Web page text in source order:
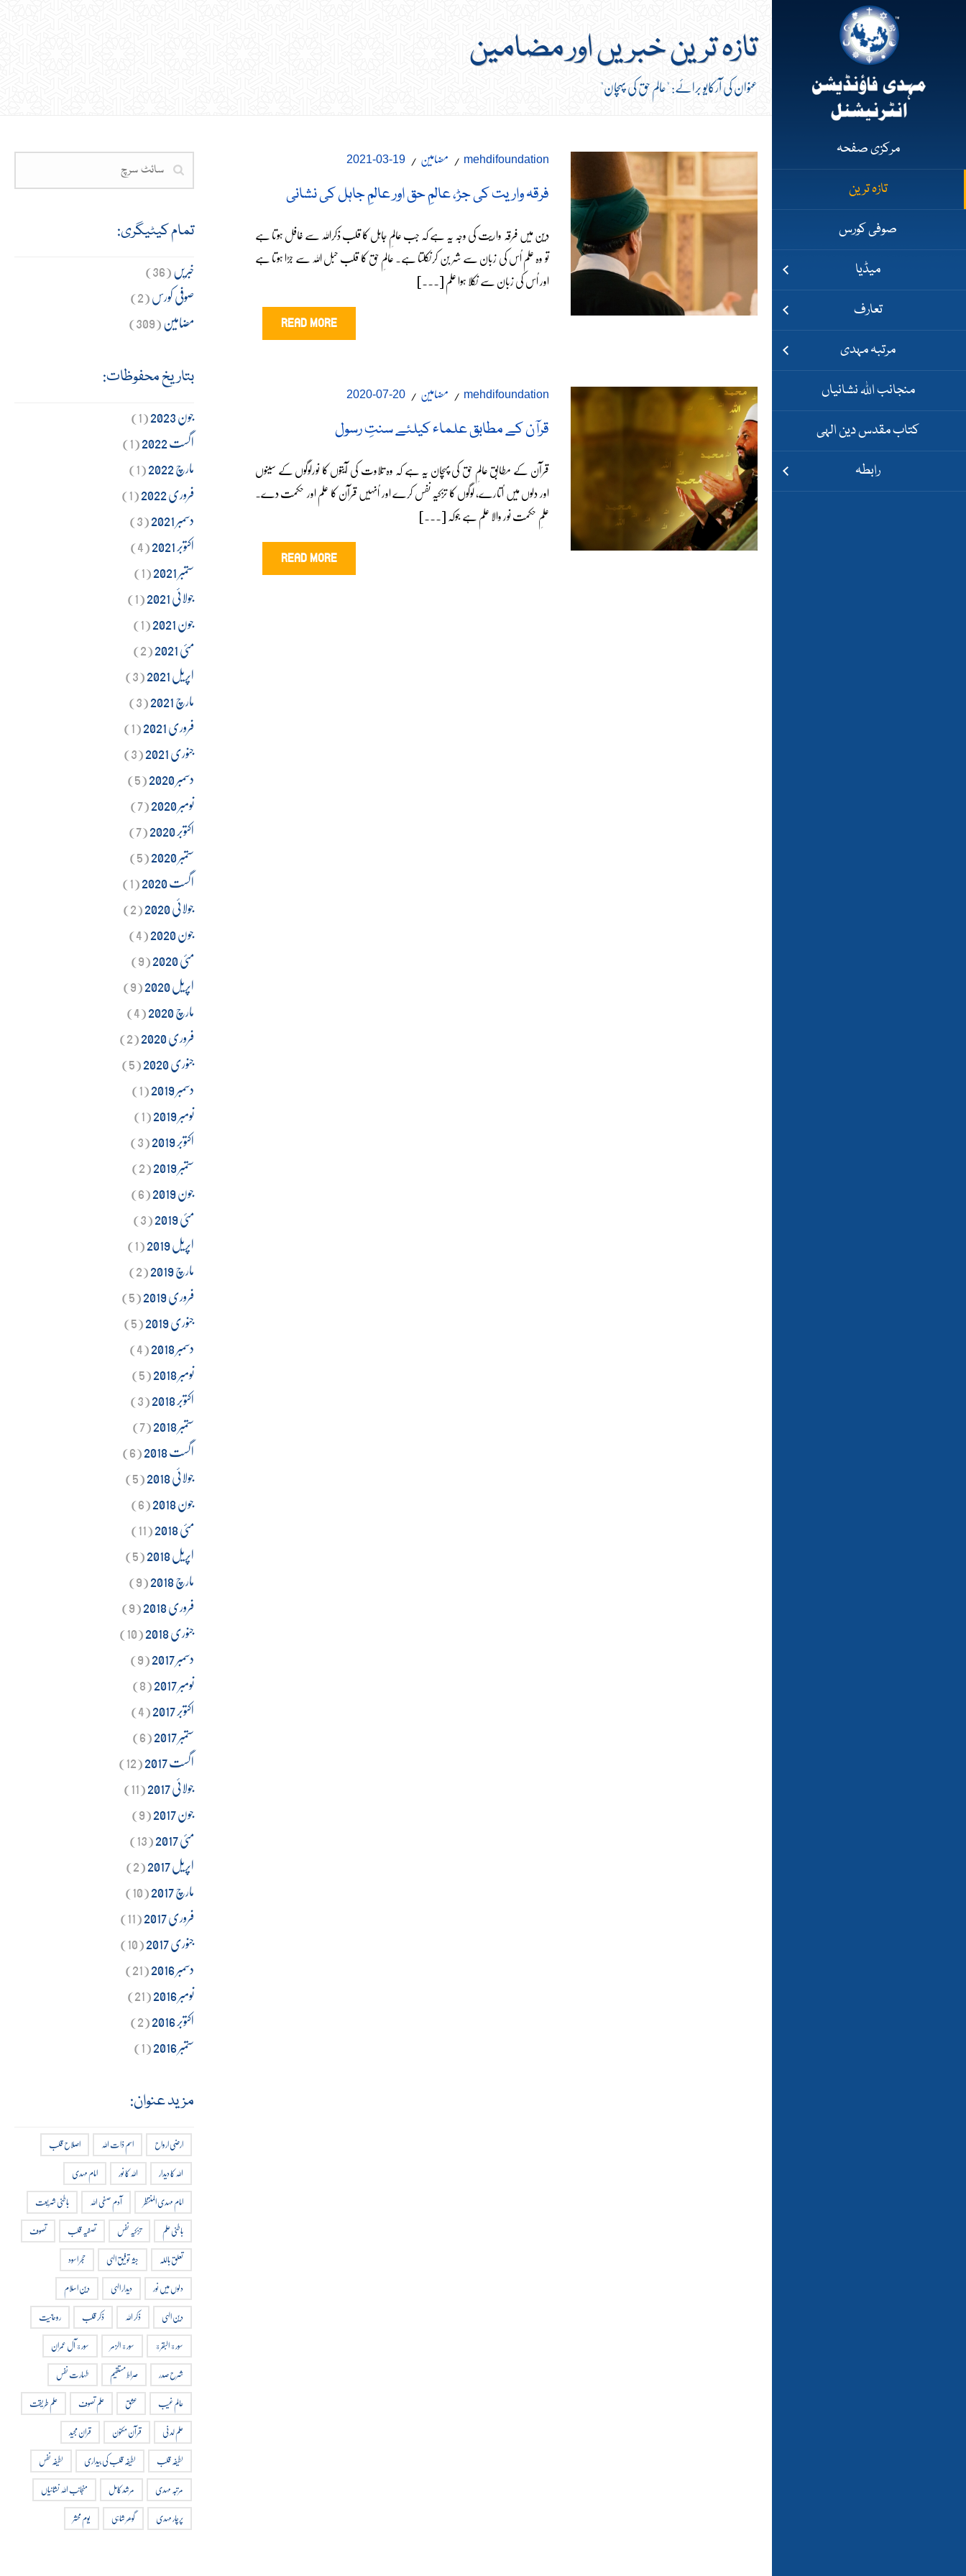
مرکزی صفحہ
تازہ ترین
صوفی کورس
میڈیا
تعارف
مرتبہ مہدی
منجانب اللہ نشانیاں
کتاب مقدس دین الہی
رابطہ
تازہ ترین خبریں اور مضامین
عنوان کی آرکایو برائے: "عالم حق کی پہچان"
mehdifoundation مضامین 19-03-2021
فرقہ واریت کی جڑ، عالمِ حق اور عالمِ جاہل کی نشانی
دین میں فرقہ واریت کی وجہ یہ ہے کہ جب عالمِ جاہل کا قلب ذکراللہ سے غافل ہوتا ہے
تو وہ علم اُس کی زبان سے شر بن کرنکلتا ہے۔ عالمِ حق کا قلب حبل اللہ سے جڑا ہوتا ہے
اور اُس کی زبان سے نکلا ہوا علم [...]
READ MORE
mehdifoundation مضامین 20-07-2020
قرآن کے مطابق علماء کیلئے سنتِ رسول
قرآن کے مطابق عالمِ حق کی پہچان یہ ہے کہ وہ تلاوت کی آیتوں کا نورلوگوں کے سینوں
اور دلوں میں اُتارے، لوگوں کا تزکیہ نفس کرے اور اُنہیں قرآن کا علم اور حکمت دے۔
علمِ حکمت نور والا علم ہے جوکہ [...]
READ MORE
تمام کیٹیگری:
خبریں(36)
صوفی کورس(2)
مضامین(309)
بتاریخ محفوظات:
جون 2023
(1)
اگست 2022
(1)
مارچ 2022
(1)
فروری 2022
(1)
دسمبر 2021
(3)
اکتوبر 2021
(4)
ستمبر 2021
(1)
جولائی 2021
(1)
جون 2021
(1)
مئی 2021
(2)
اپریل 2021
(3)
مارچ 2021
(3)
فروری 2021
(1)
جنوری 2021
(3)
دسمبر 2020
(5)
نومبر 2020
(7)
اکتوبر 2020
(7)
ستمبر 2020
(5)
اگست 2020
(1)
جولائی 2020
(2)
جون 2020
(4)
مئی 2020
(9)
اپریل 2020
(9)
مارچ 2020
(4)
فروری 2020
(2)
جنوری 2020
(5)
دسمبر 2019
(1)
نومبر 2019
(1)
اکتوبر 2019
(3)
ستمبر 2019
(2)
جون 2019
(6)
مئی 2019
(3)
اپریل 2019
(1)
مارچ 2019
(2)
فروری 2019
(5)
جنوری 2019
(5)
دسمبر 2018
(4)
نومبر 2018
(5)
اکتوبر 2018
(3)
ستمبر 2018
(7)
اگست 2018
(6)
جولائی 2018
(5)
جون 2018
(6)
مئی 2018
(11)
اپریل 2018
(5)
مارچ 2018
(9)
فروری 2018
(9)
جنوری 2018
(10)
دسمبر 2017
(9)
نومبر 2017
(8)
اکتوبر 2017
(4)
ستمبر 2017
(6)
اگست 2017
(12)
جولائی 2017
(11)
جون 2017
(9)
مئی 2017
(13)
اپریل 2017
(2)
مارچ 2017
(10)
فروری 2017
(11)
جنوری 2017
(10)
دسمبر 2016
(21)
نومبر 2016
(21)
اکتوبر 2016
(2)
ستمبر 2016
(1)
مزید عنوان:
ارضی ارواح اسم ذات اللہ
اصلاح قلب
اللہ کا دیدار
اللہ کا نور
امام مہدی
امام مہدی المنتظر
آدم صفی اللہ
باطنی شریعت
باطنی علم
تزکیہ نفس تصفیہ قلب
تصوف
تعلق باللہ
جثہ توفیق الہی
حجر اسود
دلوں میں نور
دیدار الہی
دین اسلام
دین الہی
ذکر اللہ ذکر قلب
روحانیت
سورة البقرة
سورة الزمر
سورة آل عمران
شرح صدر
صراط مستقیم
طہارت نفس
عالم غیب
عشق علم تصوف
علم طریقت
علم لدنی
قرآن مکنون
قران مجید
لطیفہ قلب
لطیفہ قلب کی بیداری
لطیفہ نفس
مرتبہ مہدی
مرشد کامل
منجانب اللہ نشانیاں
پرچار مہدی
گوھر شاہی یوم محشر